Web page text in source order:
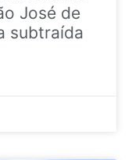
José de
subtraída